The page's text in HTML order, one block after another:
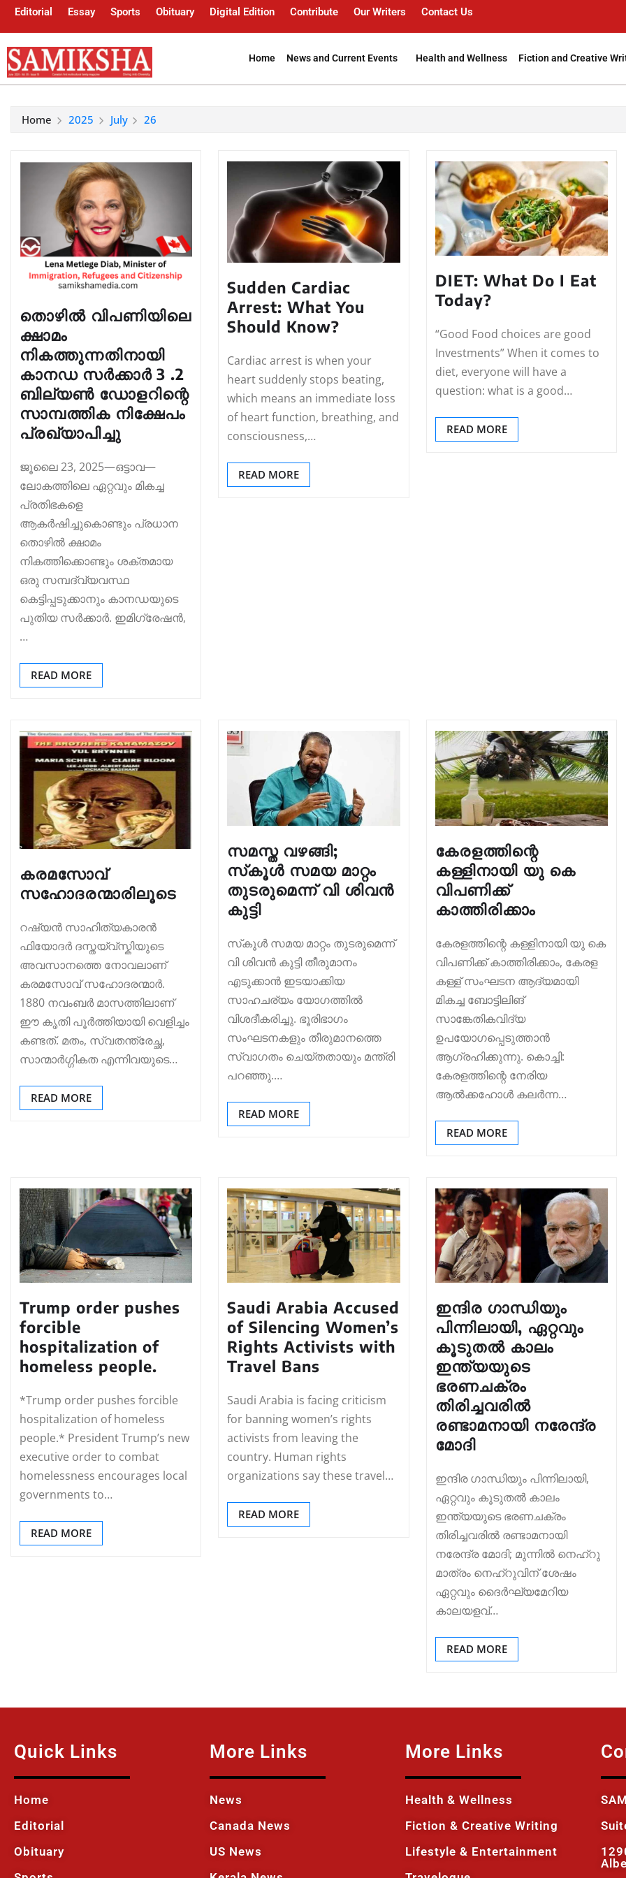
Editorial Essay Sports Obituary Digital Edition Contribute Our Writers Contact Us
Home News and Current Events Health and Wellness Fiction and Creative
Home 2025 July 26
തൊഴിൽ വിപണിയിലെ
ക്ഷാമം
നികത്തുന്നതിനായി
കാനഡ സർക്കാർ 3 .2
ബില്യൺ ഡോളറിന്റെ
സാമ്പത്തിക നിക്ഷേപം
പ്രഖ്യാപിച്ചു
ജൂലൈ 23, 2025—ഒട്ടാവ—
ലോകത്തിലെ ഏറ്റവും മികച്ച
പ്രതിഭകളെ
ആകർഷിച്ചുകൊണ്ടും പ്രധാന
തൊഴിൽ ക്ഷാമം
നികത്തിക്കൊണ്ടും ശക്തമായ
ഒരു സമ്പദ്‌വ്യവസ്ഥ
കെട്ടിപ്പടുക്കാനും കാനഡയുടെ
പുതിയ സർക്കാർ. ഇമിഗ്രേഷൻ,
…
READ MORE
Sudden Cardiac
Arrest: What You
Should Know?
Cardiac arrest is when your
heart suddenly stops beating,
which means an immediate loss
of heart function, breathing, and
consciousness,…
READ MORE
DIET: What Do I Eat
Today?
“Good Food choices are good
Investments” When it comes to
diet, everyone will have a
question: what is a good…
READ MORE
കരമസോവ്
സഹോദരന്മാരിലൂടെ
റഷ്യൻ സാഹിത്യകാരൻ
ഫിയോദർ ദസ്തയ്വ്സ്കിയുടെ
അവസാനത്തെ നോവലാണ്
കരമസോവ് സഹോദരന്മാർ.
1880 നവംബർ മാസത്തിലാണ്
ഈ കൃതി പൂർത്തിയായി വെളിച്ചം
കണ്ടത്. മതം, സ്വതന്ത്രേച്ഛ,
സാന്മാർഗ്ഗികത എന്നിവയുടെ…
READ MORE
സമസ്ത വഴങ്ങി;
സ്‌കൂള്‍ സമയ മാറ്റം
തുടരുമെന്ന് വി ശിവന്‍
കുട്ടി
സ്‌കൂള്‍ സമയ മാറ്റം തുടരുമെന്ന്
വി ശിവന്‍ കുട്ടി തീരുമാനം
എടുക്കാന്‍ ഇടയാക്കിയ
സാഹചര്യം യോഗത്തില്‍
വിശദീകരിച്ചു. ഭൂരിഭാഗം
സംഘടനകളും തീരുമാനത്തെ
സ്വാഗതം ചെയ്തതായും മന്ത്രി
പറഞ്ഞു.…
READ MORE
കേരളത്തിന്റെ
കള്ളിനായി യു കെ
വിപണിക്ക്
കാത്തിരിക്കാം
കേരളത്തിന്റെ കള്ളിനായി യു കെ
വിപണിക്ക് കാത്തിരിക്കാം, കേരള
കള്ള് സംഘടന ആദ്യമായി
മികച്ച ബോട്ടിലിങ്
സാങ്കേതികവിദ്യ
ഉപയോഗപ്പെടുത്താൻ
ആഗ്രഹിക്കുന്നു. കൊച്ചി:
കേരളത്തിന്റെ നേരിയ
ആൽക്കഹോൾ കലർന്ന…
READ MORE
Trump order pushes
forcible
hospitalization of
homeless people.
*Trump order pushes forcible
hospitalization of homeless
people.* President Trump’s new
executive order to combat
homelessness encourages local
governments to…
READ MORE
Saudi Arabia Accused
of Silencing Women’s
Rights Activists with
Travel Bans
Saudi Arabia is facing criticism
for banning women’s rights
activists from leaving the
country. Human rights
organizations say these travel…
READ MORE
ഇന്ദിര ഗാന്ധിയും
പിന്നിലായി, ഏറ്റവും
കൂടുതൽ കാലം
ഇന്ത്യയുടെ
ഭരണചക്രം
തിരിച്ചവരിൽ
രണ്ടാമനായി നരേന്ദ്ര
മോദി
ഇന്ദിര ഗാന്ധിയും പിന്നിലായി,
ഏറ്റവും കൂടുതൽ കാലം
ഇന്ത്യയുടെ ഭരണചക്രം
തിരിച്ചവരിൽ രണ്ടാമനായി
നരേന്ദ്ര മോദി; മുന്നിൽ നെഹ്റു
മാത്രം നെഹ്‌റുവിന് ശേഷം
ഏറ്റവും ദൈർഘ്യമേറിയ
കാലയളവ്…
READ MORE
Quick Links
Home
Editorial
Obituary
More Links
News
Canada News
US News
More Links
Health & Wellness
Fiction & Creative Writing
Lifestyle & Entertainment